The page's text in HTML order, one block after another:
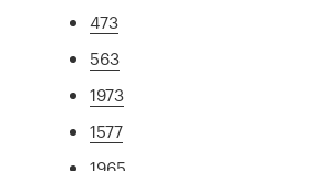
473
563
1973
1577